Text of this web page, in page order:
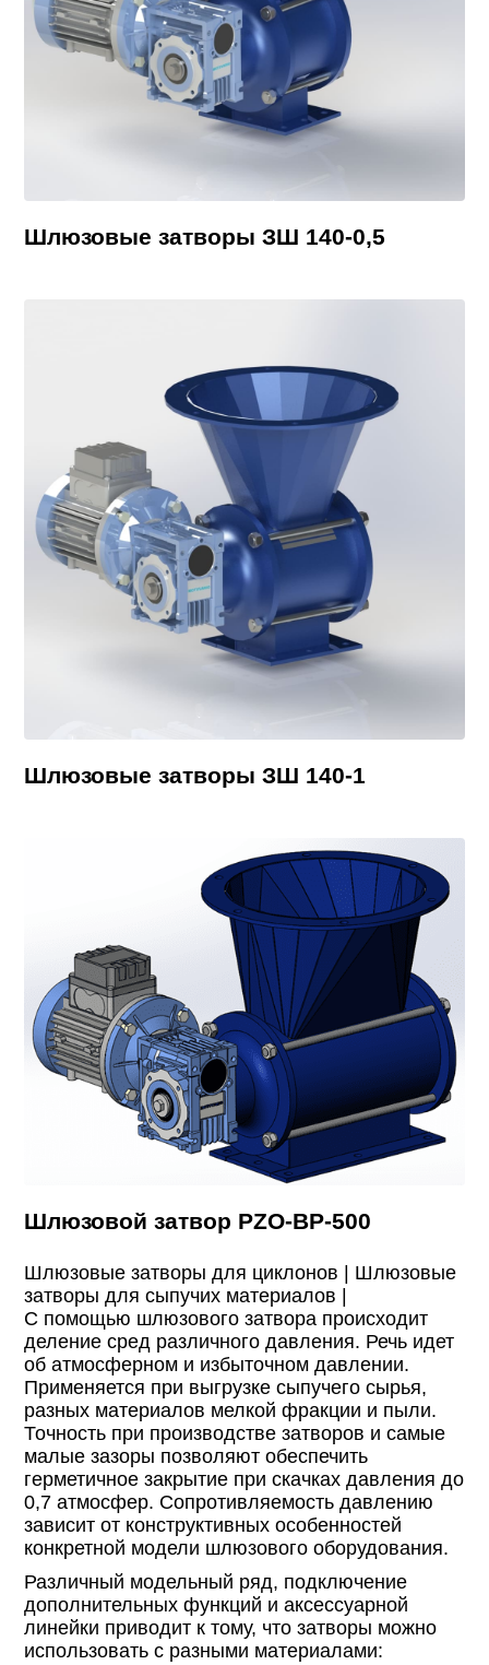
Шлюзовые затворы ЗШ 140-0,5
Шлюзовые затворы ЗШ 140-1
Шлюзовой затвор PZO-BP-500
Шлюзовые затворы для циклонов | Шлюзовые
затворы для сыпучих материалов |
С помощью шлюзового затвора происходит
деление сред различного давления. Речь идет
об атмосферном и избыточном давлении.
Применяется при выгрузке сыпучего сырья,
разных материалов мелкой фракции и пыли.
Точность при производстве затворов и самые
малые зазоры позволяют обеспечить
герметичное закрытие при скачках давления до
0,7 атмосфер. Сопротивляемость давлению
зависит от конструктивных особенностей
конкретной модели шлюзового оборудования.
Различный модельный ряд, подключение
дополнительных функций и аксессуарной
линейки приводит к тому, что затворы можно
использовать с разными материалами: